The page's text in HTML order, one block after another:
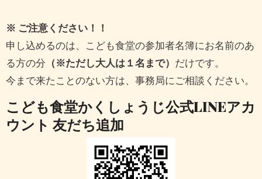
※ ご注意ください！！
申し込めるのは、こども食堂の参加者名簿にお名前のあ
る方の分 （※ただし大人は１名まで） だけです。
今まで来たことのない方は、事務局にご相談ください。
こども食堂かくしょうじ公式LINEアカ
ウント 友だち追加